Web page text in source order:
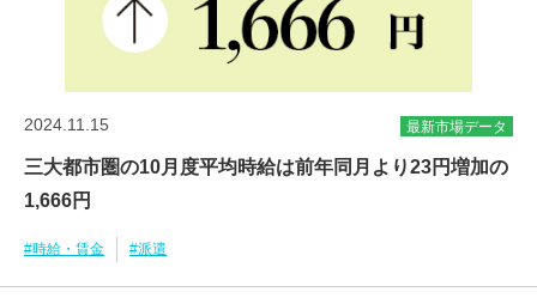
2024.11.15 最新市場データ
三大都市圏の10月度平均時給は前年同月より23円増加の
1,666円
#時給・賃金 #派遣